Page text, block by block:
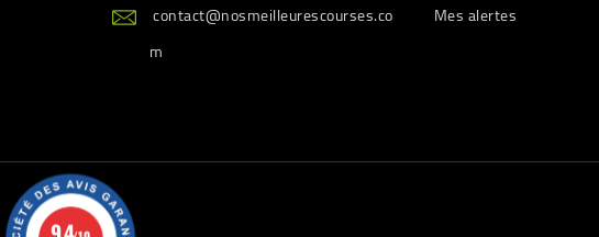
contact@nosmeilleurescourses.co
m
Mes alertes